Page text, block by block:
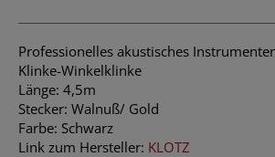
Professionelles akustisches
Klinke-Winkelklinke
Länge: 4,5m
Stecker: Walnuß/ Gold
Farbe: Schwarz
Link zum Hersteller: KLOTZ